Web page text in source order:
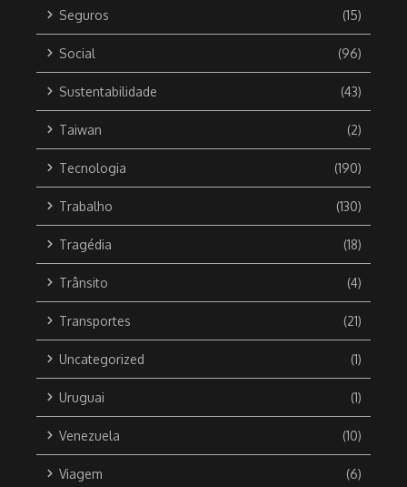
Seguros (15)
Social (96)
Sustentabilidade (43)
Taiwan (2)
Tecnologia (190)
Trabalho (130)
Tragédia (18)
Trânsito (4)
Transportes (21)
Uncategorized (1)
Uruguai (1)
Venezuela (10)
Viagem (6)